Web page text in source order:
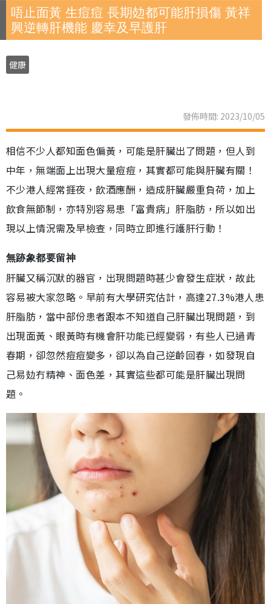
唔止面黃 生痘痘 長期攰都可能肝損傷 黃祥
興逆轉肝機能 慶幸及早護肝
健康
發佈時間: 2023/10/05
相信不少人都知面色偏黃，可能是肝臟出了問題，但人到
中年，無端面上出現大量痘痘，其實都可能與肝臟有關！
不少港人經常捱夜，飲酒應酬，造成肝臟嚴重負荷，加上
飲食無節制，亦特別容易患「富貴病」肝脂肪，所以如出
現以上情況需及早檢查，同時立即進行護肝行動！
無跡象都要留神
肝臟又稱沉默的器官，出現問題時甚少會發生症狀，故此
容易被大家忽略。早前有大學研究估計，高達27.3%港人患
肝脂肪，當中部份患者跟本不知道自己肝臟出現問題，到
出現面黃、眼黃時有機會肝功能已經變弱，有些人已過青
春期，卻忽然痘痘變多，卻以為自己逆齡回春，如發現自
己易攰冇精神、面色差，其實這些都可能是肝臟出現問
題。